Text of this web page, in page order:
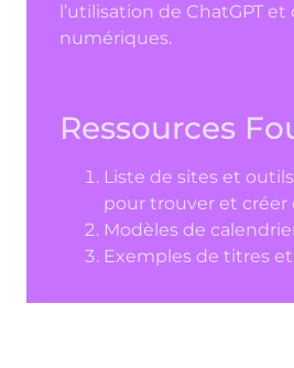
l’utilisation de ChatGPT
numériques.
Ressources
Liste de sites et
pour trouver et
Modèles de
Exemples de titres